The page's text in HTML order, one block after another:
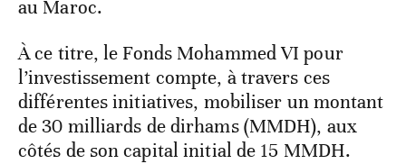
au Maroc.
À ce titre, le Fonds Mohammed VI pour
l’investissement compte, à travers ces
différentes initiatives, mobiliser un montant
de 30 milliards de dirhams (MMDH), aux
côtés de son capital initial de 15 MMDH.